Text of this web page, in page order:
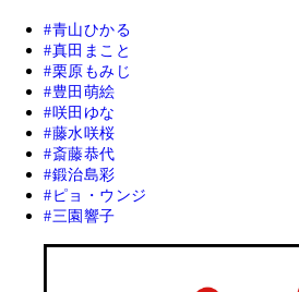
青山ひかる
真田まこと
栗原もみじ
豊田萌絵
咲田ゆな
藤水咲桜
斎藤恭代
鍛治島彩
ピョ・ウンジ
三園響子